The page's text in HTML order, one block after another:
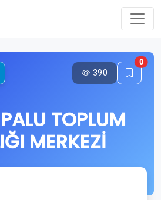
TOPLUM
MERKEZİ
390
0